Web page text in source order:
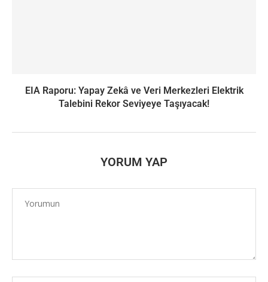
EIA Raporu: Yapay Zekâ ve Veri Merkezleri Elektrik
Talebini Rekor Seviyeye Taşıyacak!
YORUM YAP